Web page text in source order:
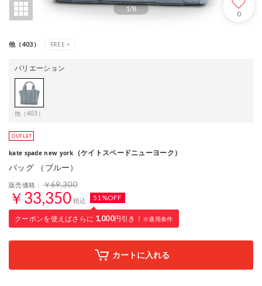
1/8
0
他（403） FREE ×
バリエーション
他（403）
kate spade new york （ケイトスペードニューヨーク）
バッグ （ブルー）
販売価格： ￥69,300
￥33,350 税込 51%OFF
クーポンを使えばさらに 1,000円引き！ ※適用条件
カートに入れる